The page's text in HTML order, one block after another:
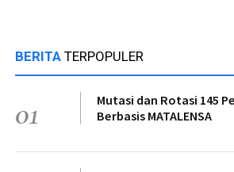
BERITA TERPOPULER
01
Mutasi dan Rotasi 145
Berbasis MATALENSA